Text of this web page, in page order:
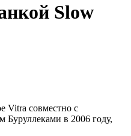
Slow
Vitra совместно с
Буруллеками в 2006 году,